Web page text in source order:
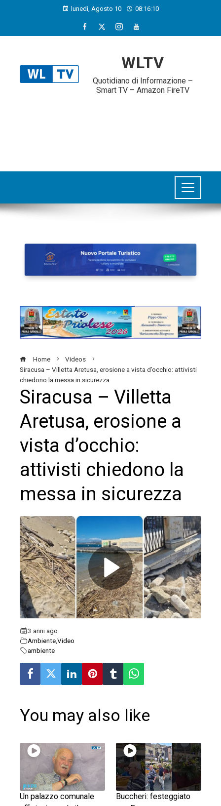
lunedì, Agosto 10 08:16:11
WLTV
Quotidiano di Informazione –
Smart TV – Amazon FireTV
Home
Videos
Siracusa – Villetta Aretusa, erosione a vista d’occhio: attivisti
chiedono la messa in sicurezza
Siracusa – Villetta
Aretusa, erosione a
vista d’occhio:
attivisti chiedono la
messa in sicurezza
3 anni ago
AmbienteVideo
ambiente
You may also like
Un palazzo comunale
Buccheri: festeggiato